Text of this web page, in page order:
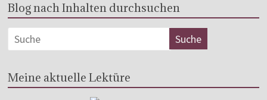
Blog nach Inhalten durchsuchen
Meine aktuelle Lektüre